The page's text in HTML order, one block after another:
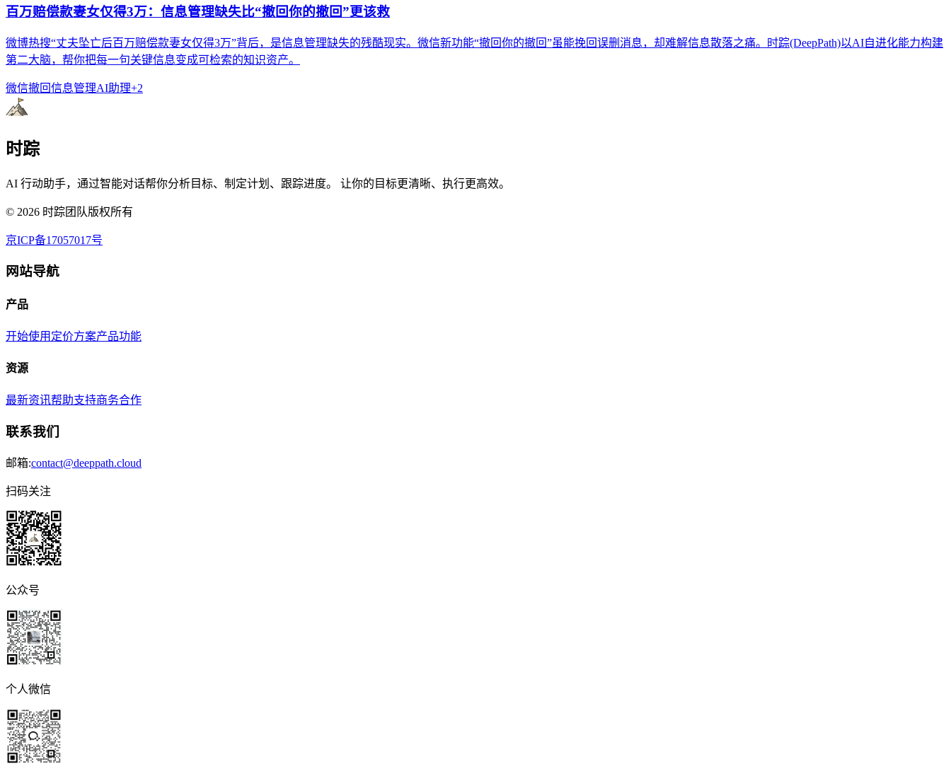
百万赔偿款妻女仅得3万：信息管理缺失比“撤回你的撤回”更该救
微博热搜“丈夫坠亡后百万赔偿款妻女仅得3万”背后，是信息管理缺失的残酷现实。微信新功能“撤回你的撤回”虽能挽回误删消息，却难解信息散落之痛。时踪(DeepPath)以AI自进化能力构建
第二大脑，帮你把每一句关键信息变成可检索的知识资产。
微信撤回信息管理AI助理+2
时踪
AI 行动助手，通过智能对话帮你分析目标、制定计划、跟踪进度。 让你的目标更清晰、执行更高效。
© 2026 时踪团队版权所有
京ICP备17057017号
网站导航
产品
开始使用 定价方案产品功能
资源
最新资讯帮助支持商务合作
联系我们
邮箱:contact@deeppath.cloud
扫码关注
公众号
个人微信